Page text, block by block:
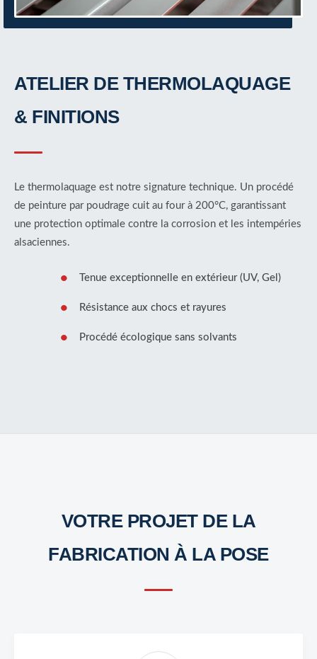
ATELIER DE THERMOLAQUAGE
& FINITIONS
Le thermolaquage est notre signature technique. Un procédé
de peinture par poudrage cuit au four à 200°C, garantissant
une protection optimale contre la corrosion et les intempéries
alsaciennes.
Tenue exceptionnelle en extérieur (UV, Gel)
Résistance aux chocs et rayures
Procédé écologique sans solvants
VOTRE PROJET DE LA
FABRICATION À LA POSE